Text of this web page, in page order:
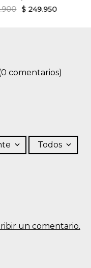
.900 $ 249.950
comentarios)
un comentario.
Todos